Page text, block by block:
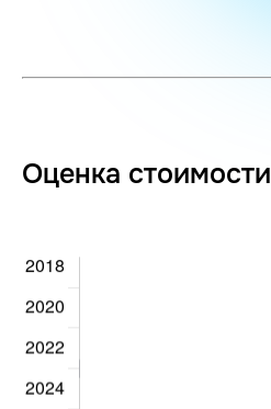
Оценка стоимости